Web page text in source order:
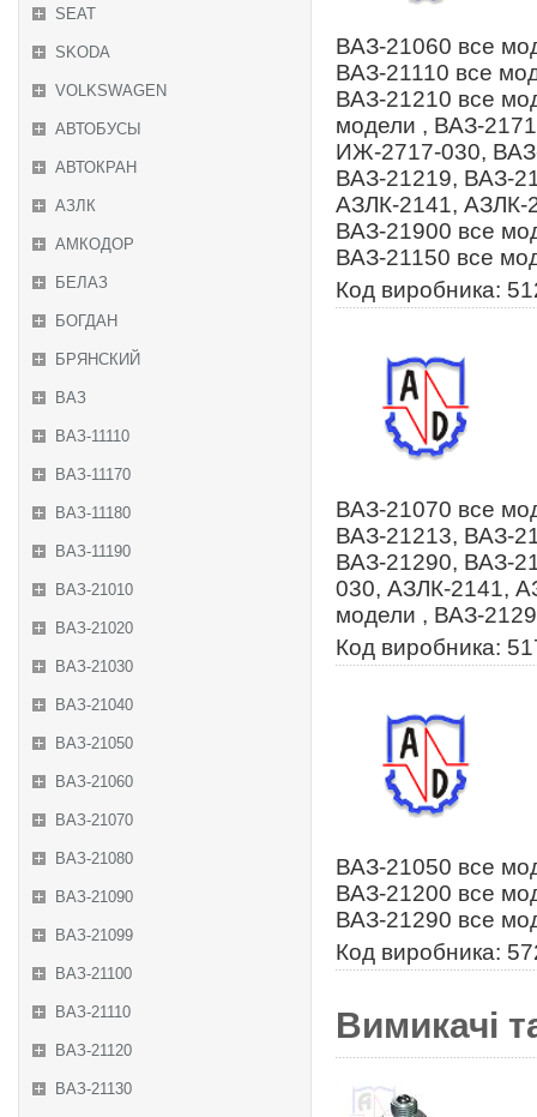
SEAT
SKODA
VOLKSWAGEN
АВТОБУСЫ
АВТОКРАН
АЗЛК
АМКОДОР
БЕЛАЗ
БОГДАН
БРЯНСКИЙ
ВАЗ
ВАЗ-11110
ВАЗ-11170
ВАЗ-11180
ВАЗ-11190
ВАЗ-21010
ВАЗ-21020
ВАЗ-21030
ВАЗ-21040
ВАЗ-21050
ВАЗ-21060
ВАЗ-21070
ВАЗ-21080
ВАЗ-21090
ВАЗ-21099
ВАЗ-21100
ВАЗ-21110
ВАЗ-21120
ВАЗ-21130
ВАЗ-21060 все
ВАЗ-21110 все
ВАЗ-21210 все
модели , ВАЗ-
ИЖ-2717-030,
ВАЗ-21219, ВАЗ-
АЗЛК-2141, АЗЛК-
ВАЗ-21900 все
ВАЗ-21150 все
Код виробника:
ВАЗ-21070 все
ВАЗ-21213, ВАЗ-
ВАЗ-21290, ВАЗ-
030, АЗЛК-2141,
модели , ВАЗ-
Код виробника:
ВАЗ-21050 все
ВАЗ-21200 все
ВАЗ-21290 все
Код виробника:
Вимикачі